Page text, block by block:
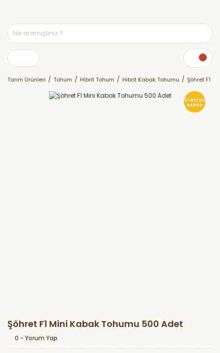
Tarım Ürünleri Tohum Hibrit Tohum Hibrit Kabak Tohumu Şöhret F1
ÜCRETSİZ
KARGO
Şöhret F1 Mini Kabak Tohumu 500 Adet
0 - Yorum Yap